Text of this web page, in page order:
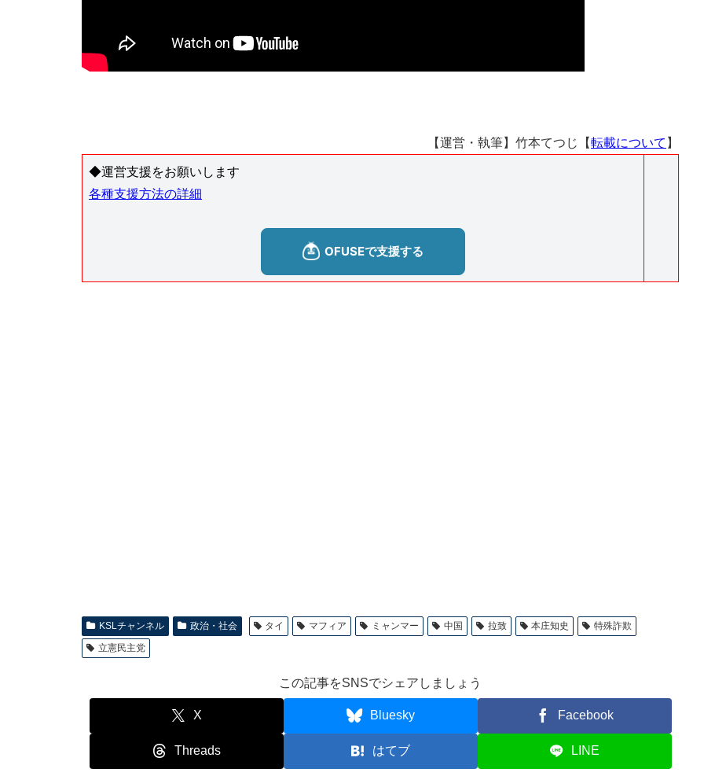
【運営・執筆】竹本てつじ【転載について 】
◆運営支援をお願いします
各種支援方法の詳細
KSLチャンネル 政治・社会 タイ マフィア ミャンマー 中国 拉致 本庄知史
特殊詐欺
立憲民主党
この記事をSNSでシェアしましょう
X Bluesky Facebook
Threads はてブ LINE